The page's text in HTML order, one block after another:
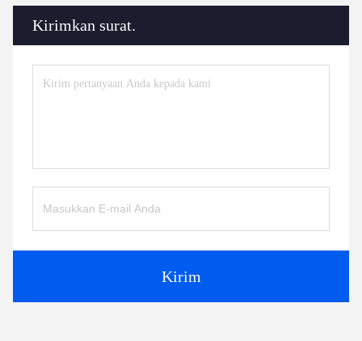
Kirimkan surat.
Kirim